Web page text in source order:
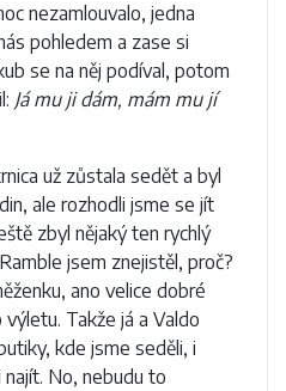
nezamlouvalo, jedna
pohledem a zase si
se na něj podíval, potom
Já mu ji dám, mám mu jí
už zůstala sedět a byl
ale rozhodli jsme se jít
zbyl nějaký ten rychlý
jsem znejistěl, proč?
ano velice dobré
Takže já a Valdo
kde jsme seděli, i
najít. No, nebudu to